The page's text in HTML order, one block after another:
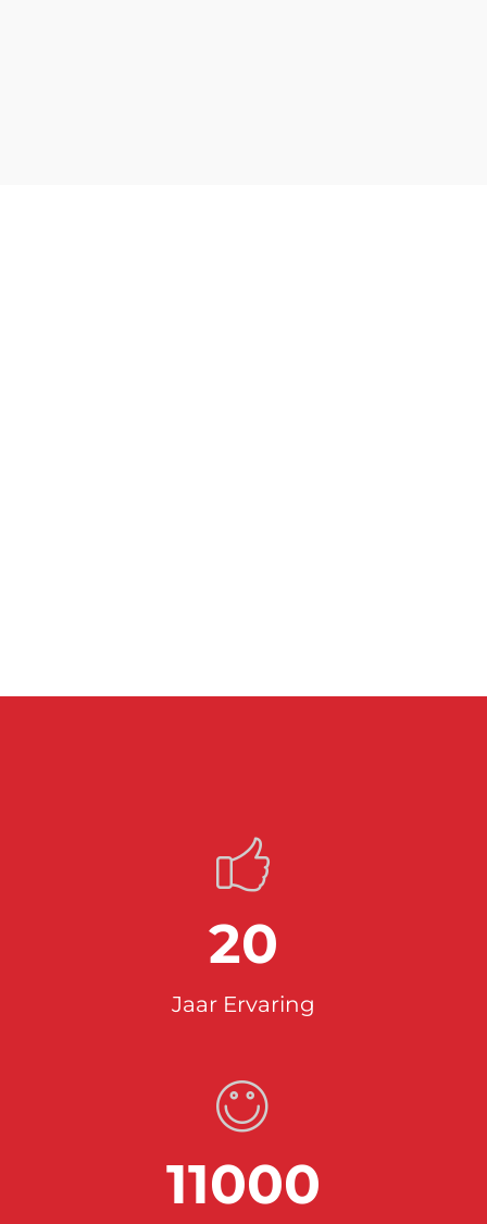
20
Jaar Ervaring
11000